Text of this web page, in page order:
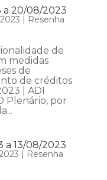
a 20/08/2023
| Resenha
de
medidas
de
de créditos
| ADI
Plenário, por
a 13/08/2023
| Resenha